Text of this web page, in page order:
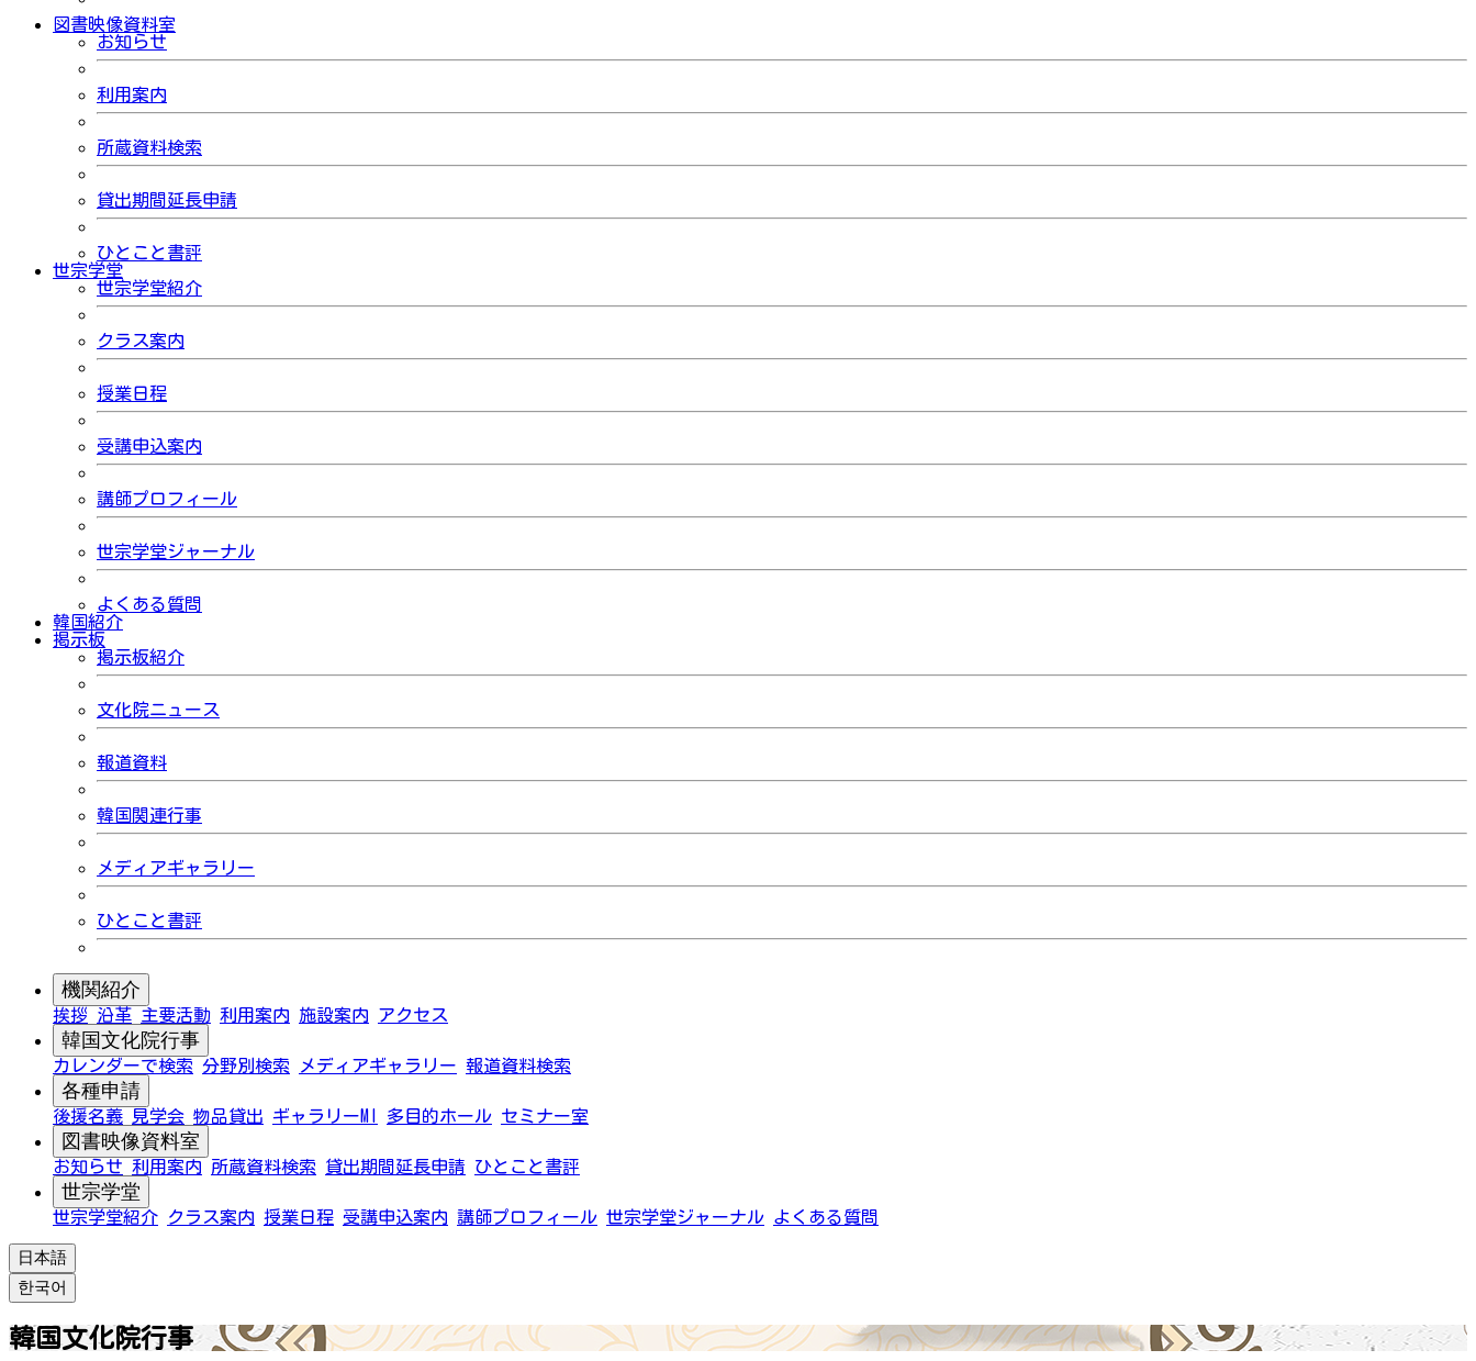
図書映像資料室
お知らせ
利用案内
所蔵資料検索
貸出期間延長申請
ひとこと書評
世宗学堂
世宗学堂紹介
クラス案内
授業日程
受講申込案内
講師プロフィール
世宗学堂ジャーナル
よくある質問
韓国紹介
掲示板
掲示板紹介
文化院ニュース
報道資料
韓国関連行事
メディアギャラリー
ひとこと書評
機関紹介
挨拶 沿革 主要活動 利用案内 施設案内 アクセス
韓国文化院行事
カレンダーで検索 分野別検索 メディアギャラリー 報道資料検索
各種申請
後援名義 見学会 物品貸出 ギャラリーMI 多目的ホール セミナー室
図書映像資料室
お知らせ 利用案内 所蔵資料検索 貸出期間延長申請 ひとこと書評
世宗学堂
世宗学堂紹介 クラス案内 授業日程 受講申込案内 講師プロフィール 世宗学堂ジャーナル よくある質問
日本語
한국어
韓国文化院行事